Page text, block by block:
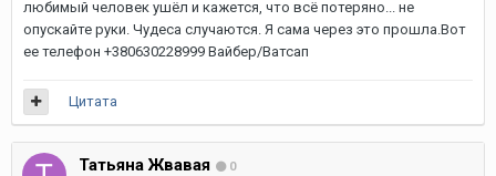
любимый человек ушёл и кажется, что всё потеряно... не
опускайте руки. Чудеса случаются. Я сама через это прошла.Вот
ее телефон +380630228999 Вайбер/Ватсап
Цитата
Татьяна Жвавая 0